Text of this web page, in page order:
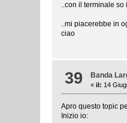
..con il terminale
..mi piacerebbe in
ciao
39 Banda
«il: 14
Apro questo topic
Inizio io: